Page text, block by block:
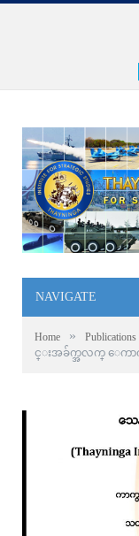
NAVIGATE
Home » Publications
င္းအခ်က္အလက္ ေကာက္